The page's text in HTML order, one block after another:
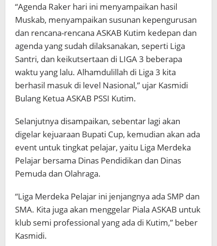
“Agenda Raker hari ini menyampaikan hasil
Muskab, menyampaikan susunan kepengurusan
dan rencana-rencana ASKAB Kutim kedepan dan
agenda yang sudah dilaksanakan, seperti Liga
Santri, dan keikutsertaan di LIGA 3 beberapa
waktu yang lalu. Alhamdulillah di Liga 3 kita
berhasil masuk di level Nasional,” ujar Kasmidi
Bulang Ketua ASKAB PSSI Kutim.
Selanjutnya disampaikan, sebentar lagi akan
digelar kejuaraan Bupati Cup, kemudian akan ada
event untuk tingkat pelajar, yaitu Liga Merdeka
Pelajar bersama Dinas Pendidikan dan Dinas
Pemuda dan Olahraga.
“Liga Merdeka Pelajar ini jenjangnya ada SMP dan
SMA. Kita juga akan menggelar Piala ASKAB untuk
klub semi professional yang ada di Kutim,” beber
Kasmidi.